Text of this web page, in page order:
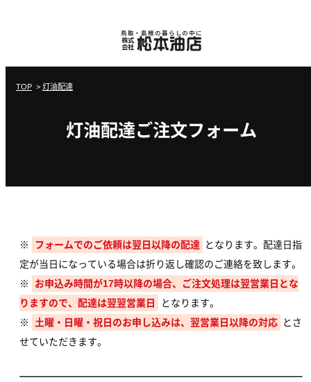
鳥取・島根の暮らしの中に
TOP > 灯油配達
灯油配達ご注文フォーム
※ フォームでのご依頼は翌日以降の配達 となります。配達日指
定が当日になっている場合は折り返し確認のご連絡を致します。
※
お申込み時間が17時以降の場合、ご注文処理は翌営業日とな
りますので、配達は翌翌営業日
となります。
※
土曜・日曜・祝日のお申し込みは、翌営業日以降の対応 とさ
せていただきます。